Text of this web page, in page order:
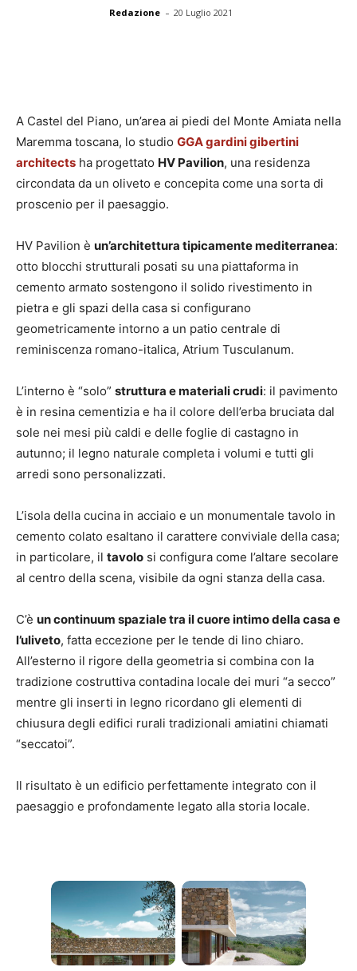
Redazione - 20 Luglio 2021
A Castel del Piano, un’area ai piedi del Monte Amiata nella
Maremma toscana, lo studio GGA gardini gibertini
architects ha progettato HV Pavilion, una residenza
circondata da un oliveto e concepita come una sorta di
proscenio per il paesaggio.
HV Pavilion è un’architettura tipicamente mediterranea:
otto blocchi strutturali posati su una piattaforma in
cemento armato sostengono il solido rivestimento in
pietra e gli spazi della casa si configurano
geometricamente intorno a un patio centrale di
reminiscenza romano-italica, Atrium Tusculanum.
L’interno è “solo” struttura e materiali crudi: il pavimento
è in resina cementizia e ha il colore dell’erba bruciata dal
sole nei mesi più caldi e delle foglie di castagno in
autunno; il legno naturale completa i volumi e tutti gli
arredi sono personalizzati.
L’isola della cucina in acciaio e un monumentale tavolo in
cemento colato esaltano il carattere conviviale della casa;
in particolare, il tavolo si configura come l’altare secolare
al centro della scena, visibile da ogni stanza della casa.
C’è un continuum spaziale tra il cuore intimo della casa e
l’uliveto, fatta eccezione per le tende di lino chiaro.
All’esterno il rigore della geometria si combina con la
tradizione costruttiva contadina locale dei muri “a secco”
mentre gli inserti in legno ricordano gli elementi di
chiusura degli edifici rurali tradizionali amiatini chiamati
“seccatoi”.
Il risultato è un edificio perfettamente integrato con il
paesaggio e profondamente legato alla storia locale.